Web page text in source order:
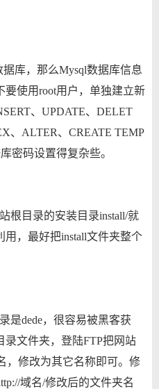
库，那么Mysql数据库信息
使用root用户，单独建立新
、UPDATE、DELET
、ALTER、CREATE TEMP
密码设置得复杂些。
目录的安装目录install/就
，最好把install文件夹整个
dede，很容易被黑客获
文件夹，登陆FTP把网站
，修改为其它名称即可。修
域名/修改后的文件夹名